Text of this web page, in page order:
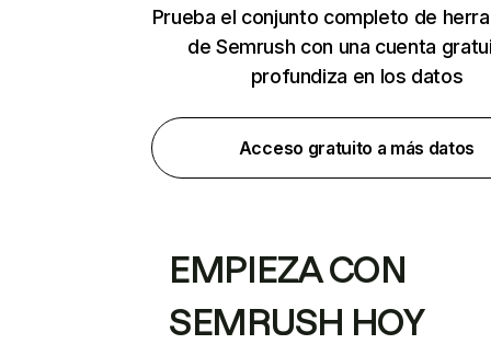
Prueba el conjunto completo de
de Semrush con una cuenta
profundiza en los datos
Acceso gratuito a más datos
EMPIEZA CON
SEMRUSH HOY